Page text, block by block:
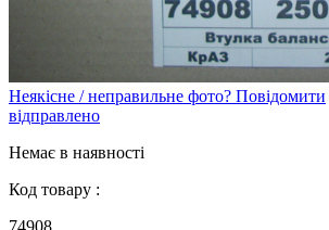
Неякісне / неправильне фото? Повідомити
відправлено
Немає в наявності
Код товару :